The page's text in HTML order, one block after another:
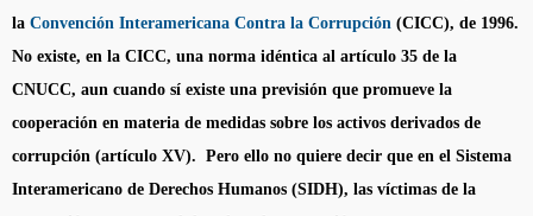
la Convención Interamericana Contra la Corrupción (CICC), de 1996.
No existe, en la CICC, una norma idéntica al artículo 35 de la
CNUCC, aun cuando sí existe una previsión que promueve la
cooperación en materia de medidas sobre los activos derivados de
corrupción (artículo XV). Pero ello no quiere decir que en el Sistema
Interamericano de Derechos Humanos (SIDH), las víctimas de la